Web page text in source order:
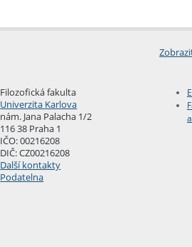
Filozofická fakulta
Univerzita Karlova
nám. Jana Palacha 1/2
116 38 Praha 1
IČO: 00216208
DIČ: CZ00216208
Další kontakty
Podatelna